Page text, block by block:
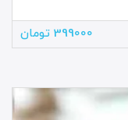
399000 تومان